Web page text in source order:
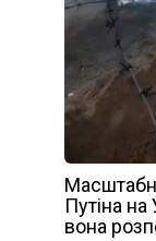
Путіна на
вона